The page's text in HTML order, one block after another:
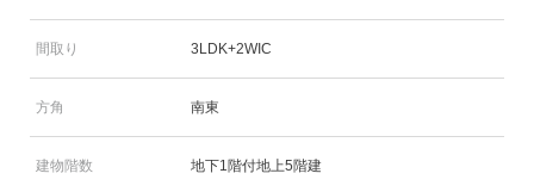
間取り 3LDK+2WIC
方角 南東
建物階数 地下1階付地上5階建